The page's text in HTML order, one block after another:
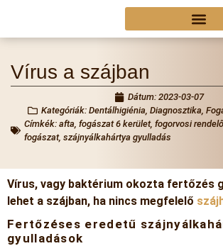
Vírus a szájban
Dátum: 2023-03-07
Kategóriák: Dentálhigiénia, Diagnosztika,
Címkék: afta, fogászat 6 kerület, fogorvosi
fogászat, szájnyálkahártya gyulladás
Vírus, vagy baktérium okozta fertőzés
lehet a szájban, ha nincs megfelelő s
Fertőzéses eredetű
gyulladások